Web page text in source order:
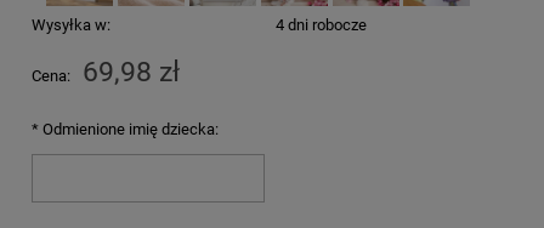
Wysyłka w: 4 dni robocze
Cena: 69,98 zł
* Odmienione imię dziecka: